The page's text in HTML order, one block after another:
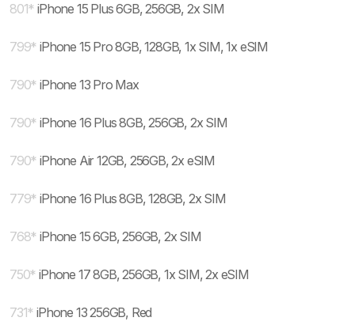
801* iPhone 15 Plus 6GB, 256GB, 2x SIM
799* iPhone 15 Pro 8GB, 128GB, 1x SIM, 1x eSIM
790* iPhone 13 Pro Max
790* iPhone 16 Plus 8GB, 256GB, 2x SIM
790* iPhone Air 12GB, 256GB, 2x eSIM
779* iPhone 16 Plus 8GB, 128GB, 2x SIM
768* iPhone 15 6GB, 256GB, 2x SIM
750* iPhone 17 8GB, 256GB, 1x SIM, 2x eSIM
731* iPhone 13 256GB, Red